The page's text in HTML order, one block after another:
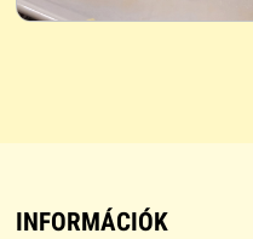
INFORMÁCIÓK